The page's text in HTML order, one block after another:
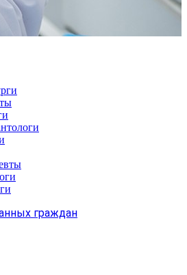
граждан